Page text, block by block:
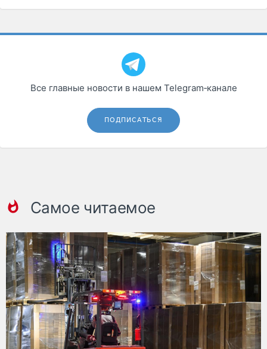
Все главные новости в нашем Telegram‑канале
ПОДПИСАТЬСЯ
Самое читаемое